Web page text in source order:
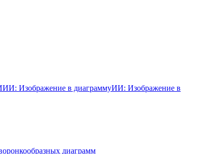
ИИ: Изображение в диаграммуИИ: Изображение в
диаграмм